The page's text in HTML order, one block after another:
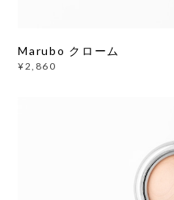
Marubo クローム
¥2,860